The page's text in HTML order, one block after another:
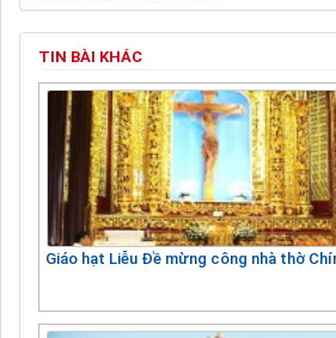
TIN BÀI KHÁC
Giáo hạt Liễu Đề mừng công nhà thờ